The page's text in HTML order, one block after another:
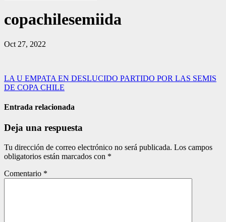
copachilesemiida
Oct 27, 2022
Navegación
de
entradas
LA U EMPATA EN DESLUCIDO PARTIDO POR LAS SEMIS
DE COPA CHILE
Entrada relacionada
Deja una respuesta
Tu dirección de correo electrónico no será publicada. Los campos
obligatorios están marcados con *
Comentario *